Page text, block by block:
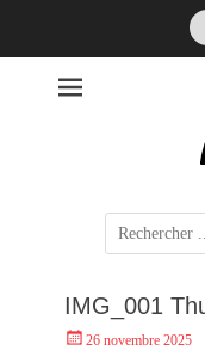
Search
for:
IMG_001
Posted26 novembre 2025